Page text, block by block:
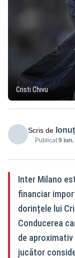
Cristi Chivu
Scris de
Publicat:9 iun.
Inter Milano
financiar
dorințele lui
Conducerea
de
jucător